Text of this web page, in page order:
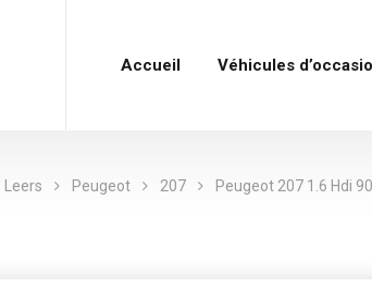
Accueil Véhicules
Leers Peugeot 207 Peugeot 207 1.6 Hdi